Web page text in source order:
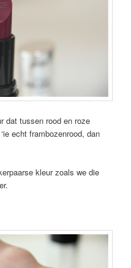
dat tussen rood en roze
echt frambozenrood, dan
kleur zoals we die